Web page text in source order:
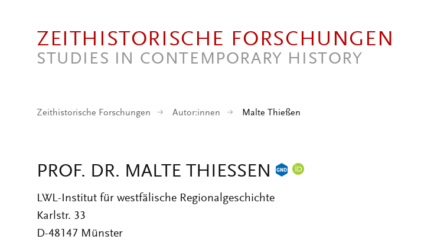
ZEITHISTORISCHE FORSCHUNGEN
STUDIES IN CONTEMPORARY HISTORY
Zeithistorische Forschungen Autor:innen Malte Thießen
PROF. DR. MALTE THIESSEN
LWL-Institut für westfälische Regionalgeschichte
Karlstr. 33
D-48147 Münster